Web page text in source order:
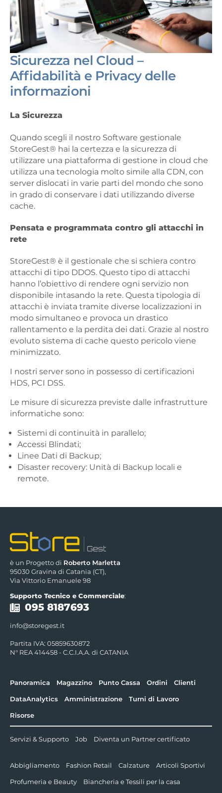
Sicurezza nel Cloud –
Affidabilità e Privacy delle
informazioni
La Sicurezza
Quando scegli il nostro Software gestionale
StoreGest® hai la certezza e la sicurezza di
utilizzare una piattaforma di gestione in cloud che
utilizza una tecnologia molto simile alla CDN, con
server dislocati in varie parti del mondo che sono
in grado di conservare i dati utilizzando diverse
cache.
Pensata e programmata contro gli attacchi in
rete
StoreGest® è il gestionale che si schiera contro
attacchi di tipo DDOS. Questo tipo di attacchi
hanno l’obiettivo di rendere ogni servizio non
disponibile intasando la rete. Questa tipologia di
attacchi è inviata tramite diverse localizzazioni in
modo simultaneo e provoca un drastico
rallentamento e la perdita dei dati. Grazie al nostro
evoluto sistema di cache questo pericolo viene
minimizzato.
I nostri server sono in possesso di certificazioni
HDS, PCI DSS.
Le misure di sicurezza previste dalle infrastrutture
informatiche sono:
Sistemi di continuità in parallelo;
Accessi Blindati;
Linee Dati di Backup;
Disaster recovery: Unità di Backup locali e
remote.
è un Progetto di Roberto Marletta
95030 Gravina di Catania (CT),
Via Vittorio Emanuele 98
Supporto Tecnico e Commerciale:
095 8187693
info@storegest.it
Partita IVA: 05859630872
N° REA 414458 - C.C.I.A.A. di CATANIA
Panoramica Magazzino Punto Cassa Ordini Clienti
DataAnalytics Amministrazione Turni di Lavoro
Risorse
Servizi & Supporto Job Diventa un Partner certificato
Abbigliamento Fashion Retail Calzature Articoli Sportivi
Profumeria e Beauty Biancheria e Tessili per la casa